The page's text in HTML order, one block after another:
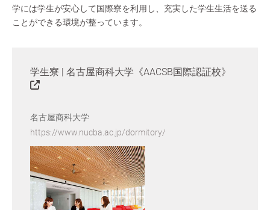
学には学生が安心して国際寮を利用し、充実した学生生活を送る
ことができる環境が整っています。
学生寮 | 名古屋商科大学《AACSB国際認証校》
名古屋商科大学
https://www.nucba.ac.jp/dormitory/